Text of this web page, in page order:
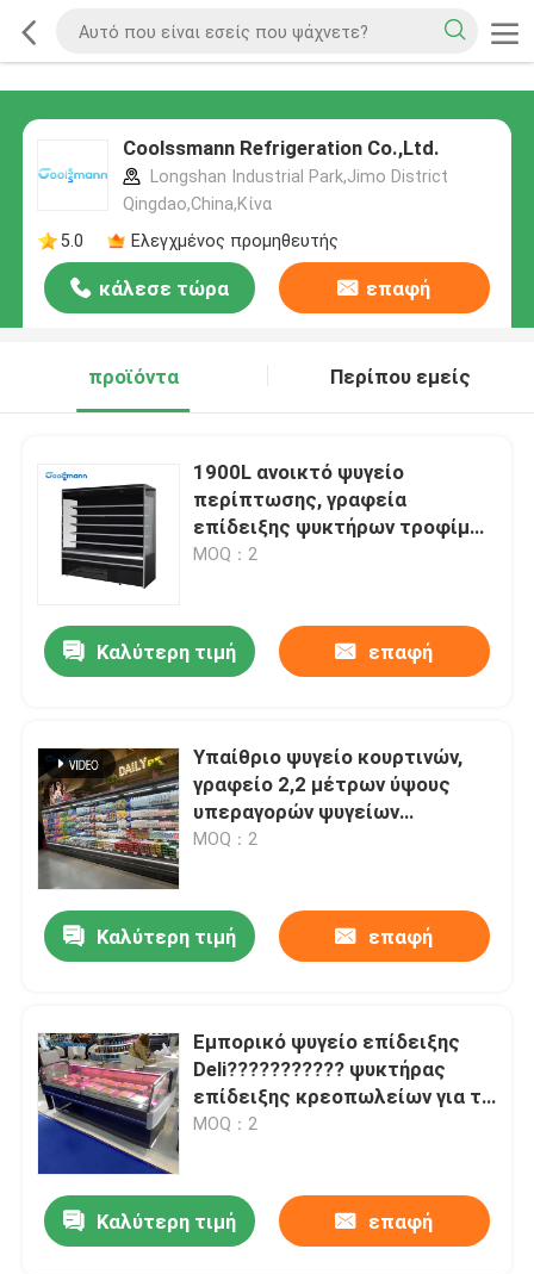
Coolssmann Refrigeration Co.,Ltd.
Longshan Industrial Park,Jimo District
Qingdao,China,Κίνα
5.0
Ελεγχμένος προμηθευτής
κάλεσε τώρα επαφή
προϊόντα Περίπου εμείς
1900L ανοικτό ψυγείο
περίπτωσης, γραφεία
επίδειξης ψυκτήρων τροφίμων
υπεραγορών
MOQ：2
Καλύτερη τιμή επαφή
Υπαίθριο ψυγείο κουρτινών,
γραφείο 2,2 μέτρων ύψους
υπεραγορών ψυγείων
επίδειξης
MOQ：2
Καλύτερη τιμή επαφή
Εμπορικό ψυγείο επίδειξης
Deli??????????? ψυκτήρας
επίδειξης κρεοπωλείων για το
κατάστημα κρέατος
MOQ：2
Καλύτερη τιμή επαφή